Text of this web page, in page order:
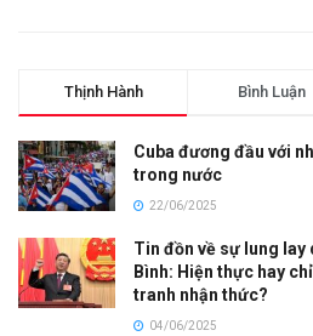
Thịnh Hành Bình Luận
Cuba đương đầu với
trong nước
22/06/2025
Tin đồn về sự lung lay
Bình: Hiện thực hay
tranh nhận thức?
04/06/2025